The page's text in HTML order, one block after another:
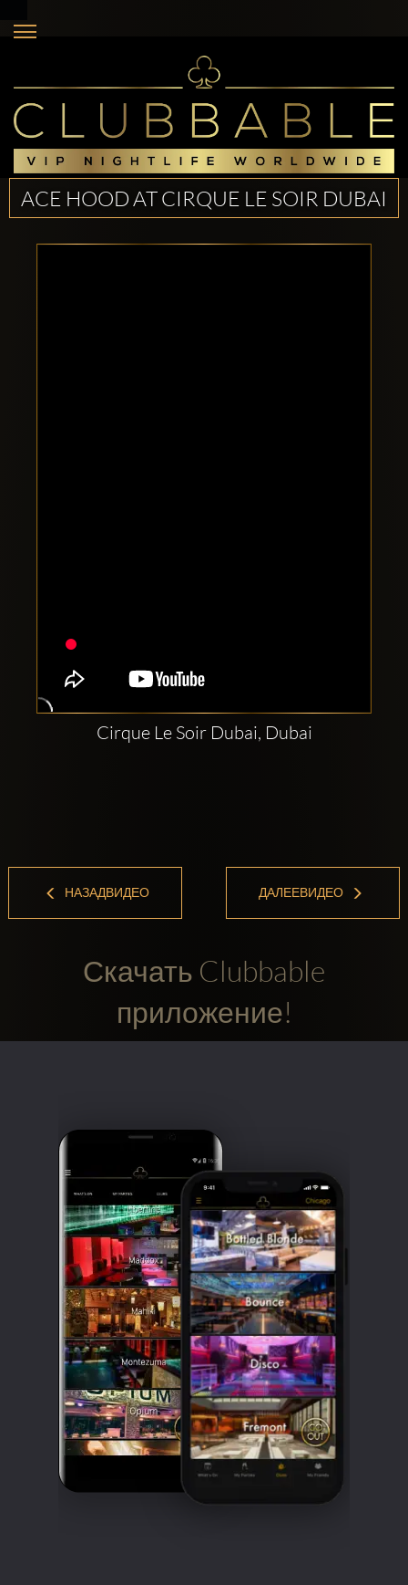
соцсетях:
ACE HOOD AT CIRQUE LE SOIR DUBAI
Cirque Le Soir Dubai, Dubai
НАЗАДВИДЕО ДАЛЕЕВИДЕО
Скачать Clubbable
приложение!